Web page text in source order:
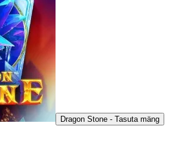
Dragon Stone - Tasuta mäng